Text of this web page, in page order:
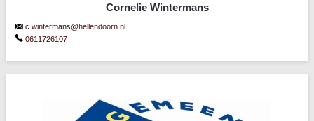
Cornelie Wintermans
c.wintermans@hellendoorn.nl
0611726107